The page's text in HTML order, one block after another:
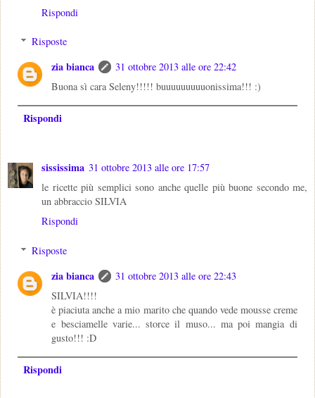
Rispondi
Risposte
zia bianca
31 ottobre 2013 alle ore 22:42
Buona sì cara Seleny!!!!! buuuuuuuuuonissima!!! :)
Rispondi
sississima 31 ottobre 2013 alle ore 17:57
le ricette più semplici sono anche quelle più buone secondo me,
un abbraccio SILVIA
Rispondi
Risposte
zia bianca
31 ottobre 2013 alle ore 22:43
SILVIA!!!!
è piaciuta anche a mio marito che quando vede mousse creme
e besciamelle varie... storce il muso... ma poi mangia di
gusto!!! :D
Rispondi